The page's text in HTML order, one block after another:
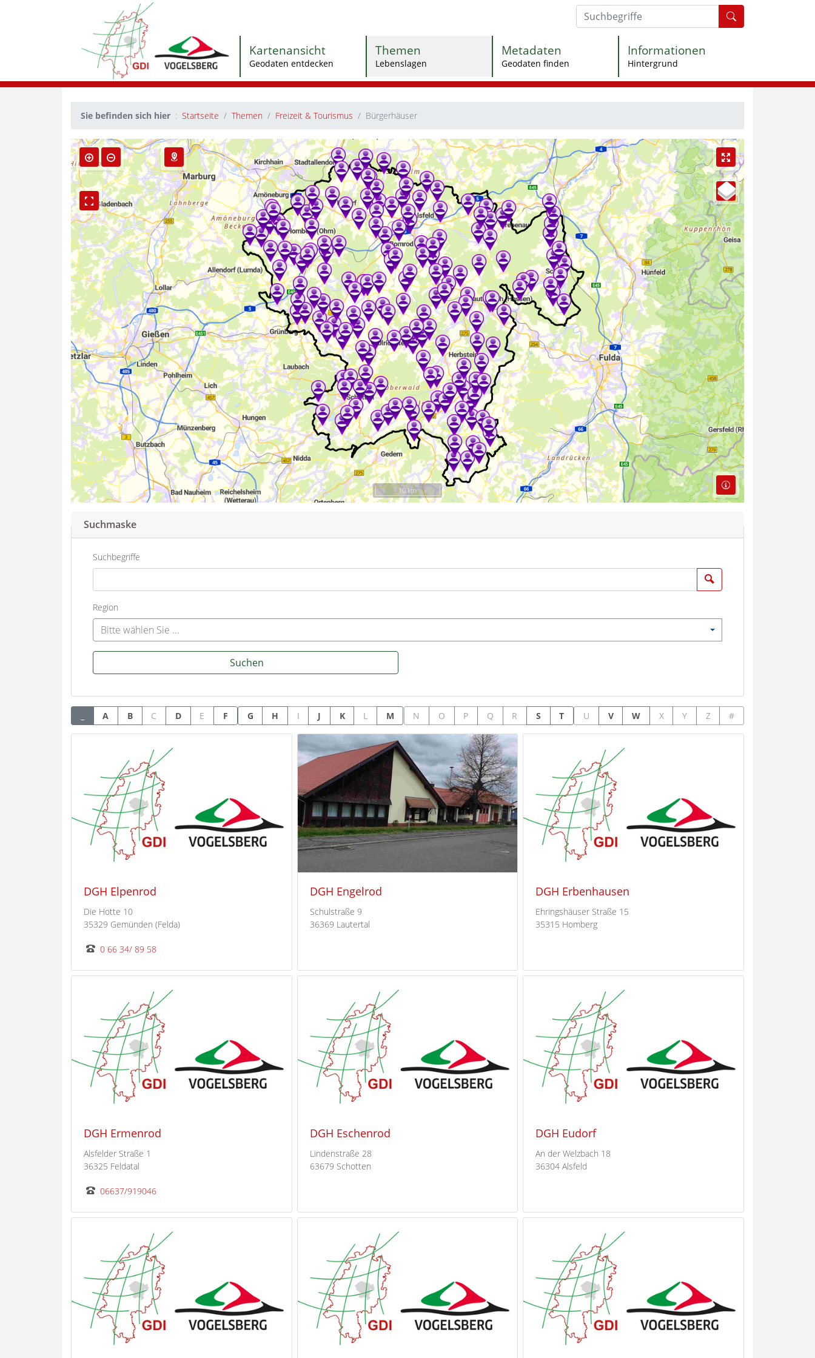
Kartenansicht
Geodaten entdecken
Themen
Lebenslagen
Metadaten
Geodaten finden
Informationen
Hintergrund
Sie befinden sich hier Startseite Themen Freizeit & Tourismus Bürgerhäuser
10 km
Suchmaske
Suchbegriffe
Region
Bitte wählen Sie ...
Suchen
A B C D E F G H I J K L M N O P Q R S T U V W X Y Z #
DGH Elpenrod
Die Hotte 10
35329 Gemünden (Felda)
0 66 34/ 89 58
DGH Engelrod
Schulstraße 9
36369 Lautertal
DGH Erbenhausen
Ehringshäuser Straße 15
35315 Homberg
DGH Ermenrod
Alsfelder Straße 1
36325 Feldatal
06637/919046
DGH Eschenrod
Lindenstraße 28
63679 Schotten
DGH Eudorf
An der Welzbach 18
36304 Alsfeld